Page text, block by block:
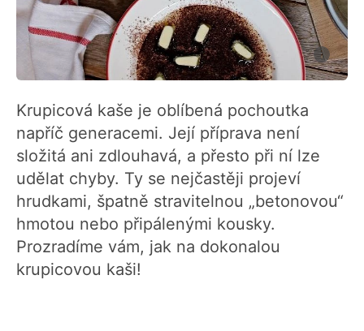
Krupicová kaše je oblíbená pochoutka
napříč generacemi. Její příprava není
složitá ani zdlouhavá, a přesto při ní lze
udělat chyby. Ty se nejčastěji projeví
hrudkami, špatně stravitelnou „betonovou“
hmotou nebo připálenými kousky.
Prozradíme vám, jak na dokonalou
krupicovou kaši!